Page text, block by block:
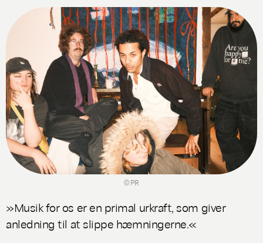
© PR
»Musik for os er en primal urkraft, som giver
anledning til at slippe hæmningerne.«